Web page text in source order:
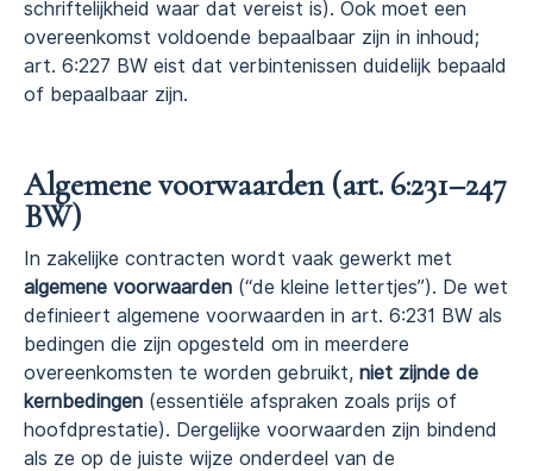
schriftelijkheid waar dat vereist is). Ook moet een
overeenkomst voldoende bepaalbaar zijn in inhoud;
art. 6:227 BW eist dat verbintenissen duidelijk bepaald
of bepaalbaar zijn.
Algemene voorwaarden (art. 6:231–247
BW)
In zakelijke contracten wordt vaak gewerkt met
algemene voorwaarden (“de kleine lettertjes”). De wet
definieert algemene voorwaarden in art. 6:231 BW als
bedingen die zijn opgesteld om in meerdere
overeenkomsten te worden gebruikt, niet zijnde de
kernbedingen (essentiële afspraken zoals prijs of
hoofdprestatie). Dergelijke voorwaarden zijn bindend
als ze op de juiste wijze onderdeel van de